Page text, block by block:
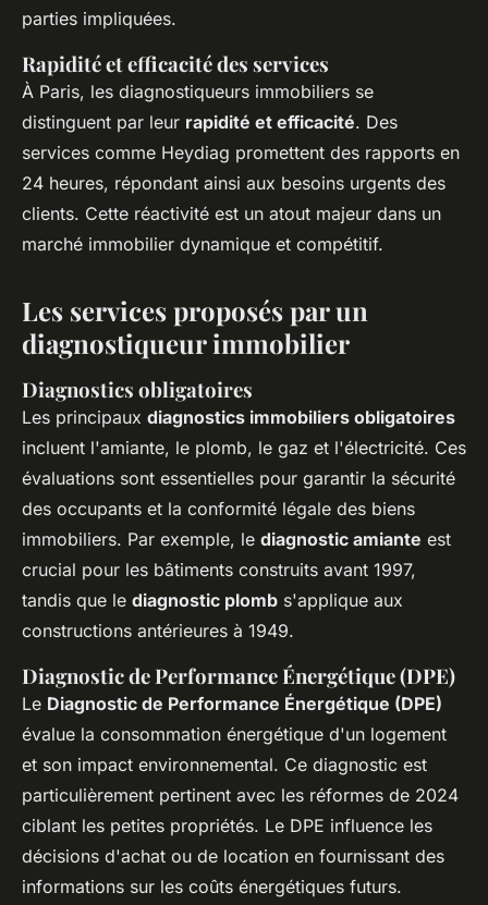
parties impliquées.
Rapidité et efficacité des services
À Paris, les diagnostiqueurs immobiliers se
distinguent par leur rapidité et efficacité. Des
services comme Heydiag promettent des rapports en
24 heures, répondant ainsi aux besoins urgents des
clients. Cette réactivité est un atout majeur dans un
marché immobilier dynamique et compétitif.
Les services proposés par un
diagnostiqueur immobilier
Diagnostics obligatoires
Les principaux diagnostics immobiliers obligatoires
incluent l'amiante, le plomb, le gaz et l'électricité. Ces
évaluations sont essentielles pour garantir la sécurité
des occupants et la conformité légale des biens
immobiliers. Par exemple, le diagnostic amiante est
crucial pour les bâtiments construits avant 1997,
tandis que le diagnostic plomb s'applique aux
constructions antérieures à 1949.
Diagnostic de Performance Énergétique (DPE)
Le Diagnostic de Performance Énergétique (DPE)
évalue la consommation énergétique d'un logement
et son impact environnemental. Ce diagnostic est
particulièrement pertinent avec les réformes de 2024
ciblant les petites propriétés. Le DPE influence les
décisions d'achat ou de location en fournissant des
informations sur les coûts énergétiques futurs.